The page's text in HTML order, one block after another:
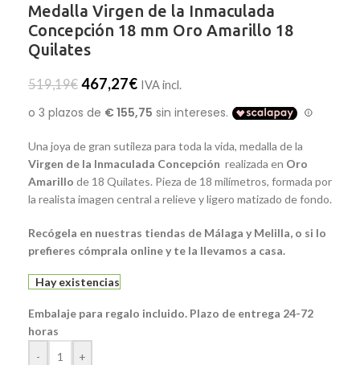
Medalla Virgen de la Inmaculada
Concepción 18 mm Oro Amarillo 18
Quilates
519,19€ 467,27€ IVA incl.
Una joya de gran sutileza para toda la vida, medalla de la
Virgen de la Inmaculada Concepción realizada en Oro
Amarillo de 18 Quilates. Pieza de 18 milímetros, formada por
la realista imagen central a relieve y ligero matizado de fondo.
Recógela en nuestras tiendas de Málaga y Melilla, o si lo
prefieres cómprala online y te la llevamos a casa.
Hay existencias
Embalaje para regalo incluido. Plazo de entrega 24-72
horas
-
+